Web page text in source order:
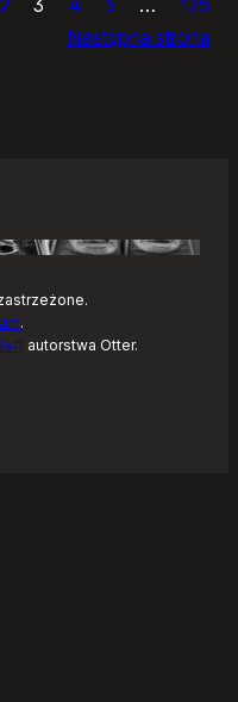
Następna strona
.
autorstwa Otter.